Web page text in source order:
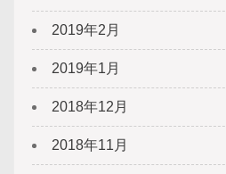
2019年2月
2019年1月
2018年12月
2018年11月